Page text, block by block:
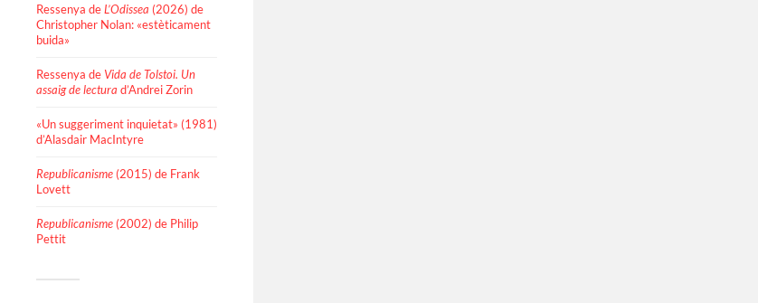
Ressenya deL’Odissea (2026) de
Christopher Nolan: «estèticament
buida»
Ressenya de Vida de Tolstoi. Un
assaig de lectura d’Andrei Zorin
«Un suggeriment inquietat» (1981)
d’Alasdair MacIntyre
Republicanisme (2015) de Frank
Lovett
Republicanisme (2002) de Philip
Pettit